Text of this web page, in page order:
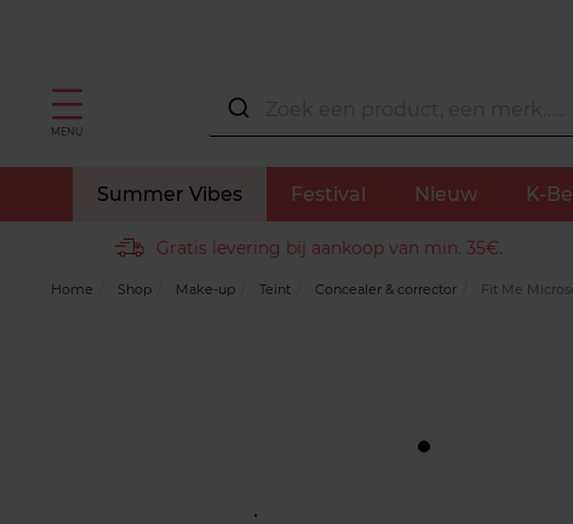
MENU
Summer Vibes Festival Nieuw K-
Gratis levering bij aankoop van min. 35€.
Home Shop Make-up Teint Concealer & corrector Fit Me